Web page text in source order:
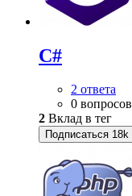
C#
2 ответа
0 вопросов
2 Вклад в тег
Подписаться 18k